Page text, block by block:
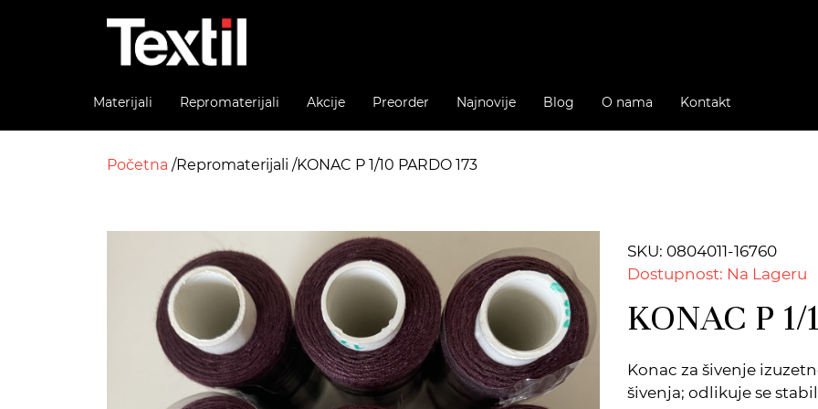
Materijali Repromaterijali Akcije Preorder Najnovije Blog O nama Kontakt
Početna Repromaterijali KONAC P 1/10 PARDO 173
SKU: 0804011-16760
Dostupnost: Na Lageru
KONAC P 1/
Konac za šivenje
šivenja; odlikuje se